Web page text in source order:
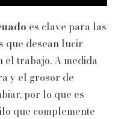
es clave para las
que desean lucir
el trabajo. A medida
y el grosor de
por lo que es
que complemente